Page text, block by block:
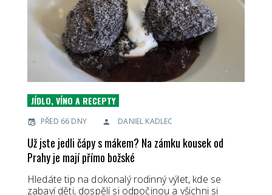
JÍDLO, VÍNO A RECEPTY
PŘED 66 DNY DANIEL KADLEC
Už jste jedli čápy s mákem? Na zámku kousek od
Prahy je mají přímo božské
Hledáte tip na dokonalý rodinný výlet, kde se
zabaví děti, dospělí si odpočinou a všichni si